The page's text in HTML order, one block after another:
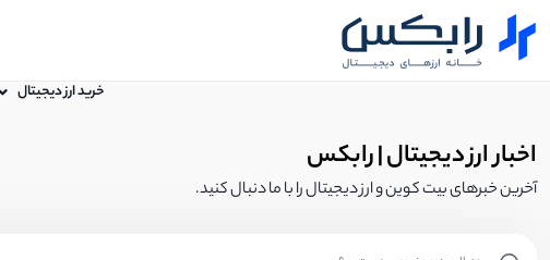
خرید ارز دیجیتال
اخبار ارز دیجیتال | رابکس
آخرین خبرهای بیت کوین و ارز دیجیتال را با ما دنبال کنید.